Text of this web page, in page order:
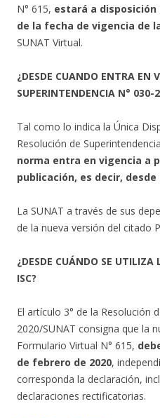
N° 615, estará a
de la fecha de vigencia de
SUNAT Virtual.
¿DESDE CUANDO ENTRA EN
SUPERINTENDENCIA N° 030-
Tal como lo indica la Única
Resolución de
norma entra en vigencia a
publicación, es decir,
La SUNAT a través de sus
de la nueva versión del citado
¿DESDE CUÁNDO SE UTILIZA
ISC?
El artículo 3° de la Resolución
2020/SUNAT consigna que la
Formulario Virtual N° 615,
de febrero de 2020,
corresponda la declaración,
declaraciones rectificatorias.